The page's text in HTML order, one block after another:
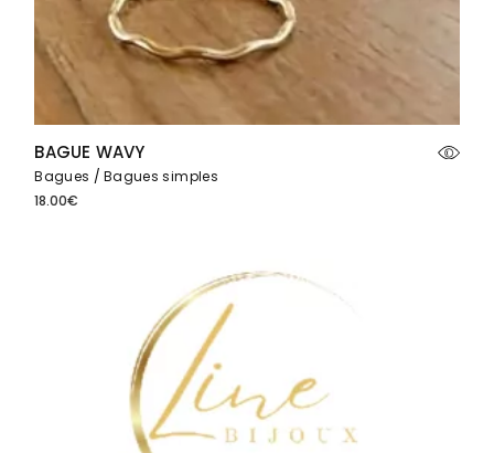
BAGUE WAVY
Bagues
Bagues simples
18.00€